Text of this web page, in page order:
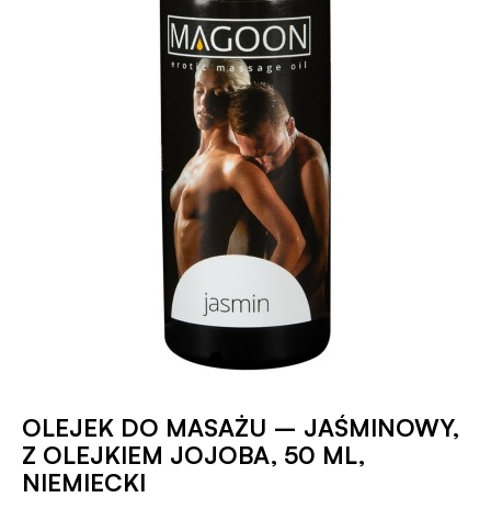
OLEJEK DO MASAŻU – JAŚMINOWY,
Z OLEJKIEM JOJOBA, 50 ML,
NIEMIECKI